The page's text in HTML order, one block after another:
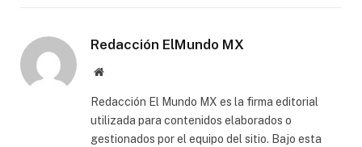
Redacción ElMundo MX
Sitio
Redacción El Mundo MX es la firma editorial
utilizada para contenidos elaborados o
gestionados por el equipo del sitio. Bajo esta